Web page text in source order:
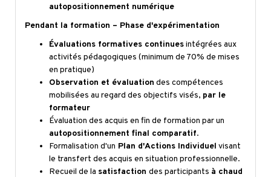
autopositionnement numérique
Pendant la formation – Phase d'expérimentation
Évaluations formatives continuesintégrées aux
activités pédagogiques (minimum de 70% de mises
en pratique)
Observation et évaluation des compétences
mobilisées au regard des objectifs visés, par le
formateur
Évaluation des acquis en fin de formation par un
autopositionnement final comparatif.
Formalisation d'un Plan d'Actions Individuel visant
le transfert des acquis en situation professionnelle.
Recueil de la satisfaction des participants à chaud